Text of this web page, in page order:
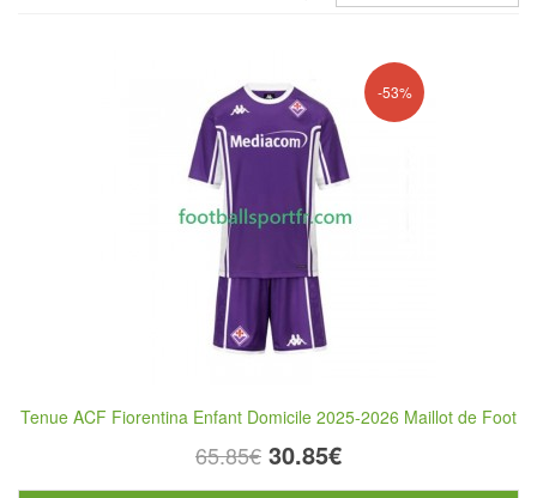
-53%
Tenue ACF Fiorentina Enfant Domicile 2025-2026 Maillot de Foot
65.85€ 30.85€